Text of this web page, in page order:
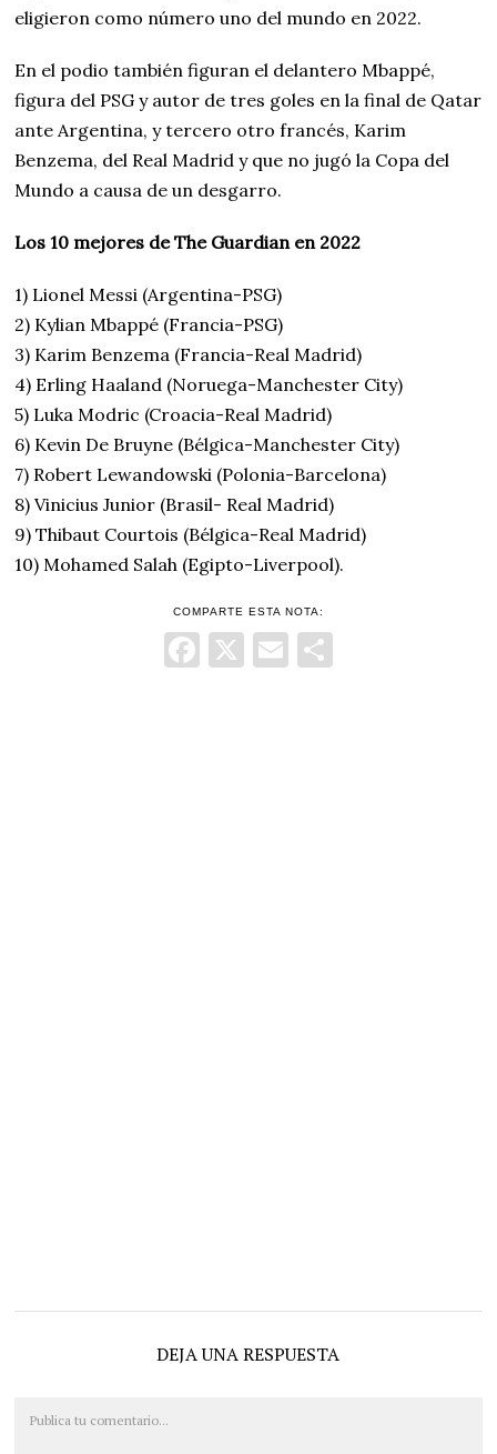
eligieron como número uno del mundo en 2022.
En el podio también figuran el delantero Mbappé,
figura del PSG y autor de tres goles en la final de Qatar
ante Argentina, y tercero otro francés, Karim
Benzema, del Real Madrid y que no jugó la Copa del
Mundo a causa de un desgarro.
Los 10 mejores de The Guardian en 2022
1) Lionel Messi (Argentina-PSG)
2) Kylian Mbappé (Francia-PSG)
3) Karim Benzema (Francia-Real Madrid)
4) Erling Haaland (Noruega-Manchester City)
5) Luka Modric (Croacia-Real Madrid)
6) Kevin De Bruyne (Bélgica-Manchester City)
7) Robert Lewandowski (Polonia-Barcelona)
8) Vinicius Junior (Brasil- Real Madrid)
9) Thibaut Courtois (Bélgica-Real Madrid)
10) Mohamed Salah (Egipto-Liverpool).
COMPARTE ESTA NOTA:
Facebook
X Email
DEJA UNA RESPUESTA